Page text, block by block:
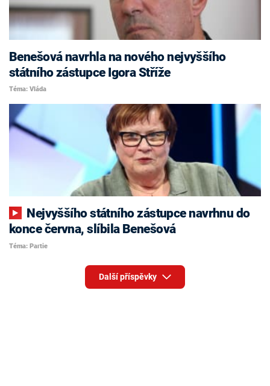
Benešová navrhla na nového nejvyššího
státního zástupce Igora Stříže
Téma: Vláda
konce června, slíbila Benešová
Téma: Partie
Další příspěvky